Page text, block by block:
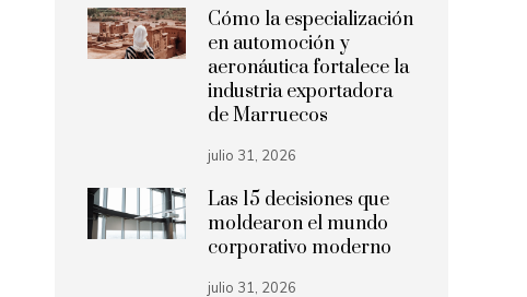
Cómo la especialización
en automoción y
aeronáutica fortalece la
industria exportadora
de Marruecos
julio 31, 2026
Las 15 decisiones que
moldearon el mundo
corporativo moderno
julio 31, 2026